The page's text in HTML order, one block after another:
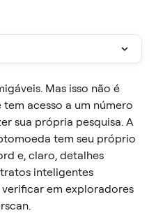
Mas isso não é
acesso a um número
sua própria pesquisa. A
tem seu próprio
e, claro, detalhes
inteligentes
em exploradores